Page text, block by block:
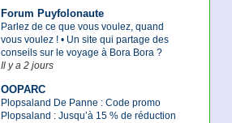
Forum Puyfolonaute
Parlez de ce que vous voulez, quand
vous voulez ! • Un site qui partage des
conseils sur le voyage à Bora Bora ?
Il y a 2 jours
OOPARC
Plopsaland De Panne : Code promo
Plopsaland : Jusqu’à 15 % de réduction